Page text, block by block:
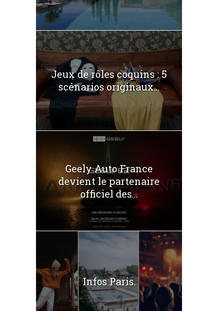
Jeux de rôles coquins : 5
scénarios originaux...
Geely Auto France
devient le partenaire
officiel des...
Infos Paris.